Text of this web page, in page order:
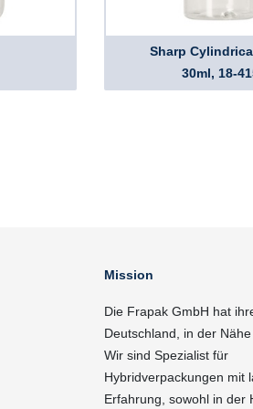
Sharp
30ml, 18-
Mission
Die Frapak GmbH hat
Deutschland, in der
Wir sind Spezialist für
Hybridverpackungen mit
Erfahrung, sowohl in der